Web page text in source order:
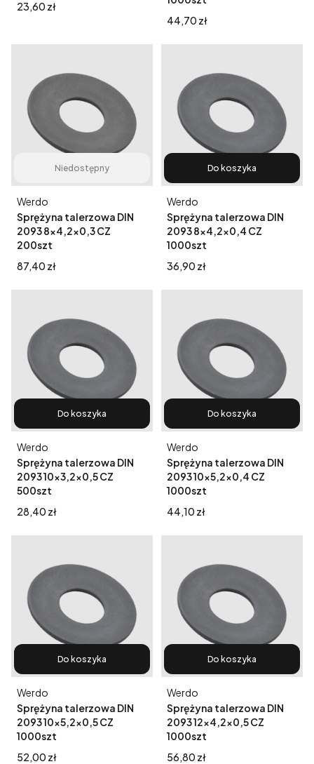
Cena
23,60 zł
Cena
44,70 zł
Niedostępny
Sprężyna talerzowa DIN
2093 8x4,2x0,3 CZ
200szt
Producent
Werdo
Cena
87,40 zł
Do koszyka
Sprężyna talerzowa DIN
2093 8x4,2x0,4 CZ
1000szt
Producent
Werdo
Cena
36,90 zł
Do koszyka
Sprężyna talerzowa DIN
2093 10x3,2x0,5 CZ
500szt
Producent
Werdo
Cena
28,40 zł
Do koszyka
Sprężyna talerzowa DIN
2093 10x5,2x0,4 CZ
1000szt
Producent
Werdo
Cena
44,10 zł
Do koszyka
Sprężyna talerzowa DIN
2093 10x5,2x0,5 CZ
1000szt
Producent
Werdo
Cena
52,00 zł
Do koszyka
Sprężyna talerzowa DIN
2093 12x4,2x0,5 CZ
1000szt
Producent
Werdo
Cena
56,80 zł